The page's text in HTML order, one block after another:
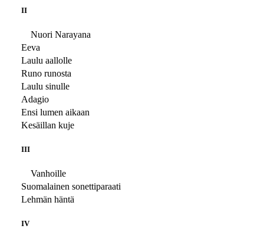
II
Nuori Narayana
Eeva
Laulu aallolle
Runo runosta
Laulu sinulle
Adagio
Ensi lumen aikaan
Kesäillan kuje
III
Vanhoille
Suomalainen sonettiparaati
Lehmän häntä
IV